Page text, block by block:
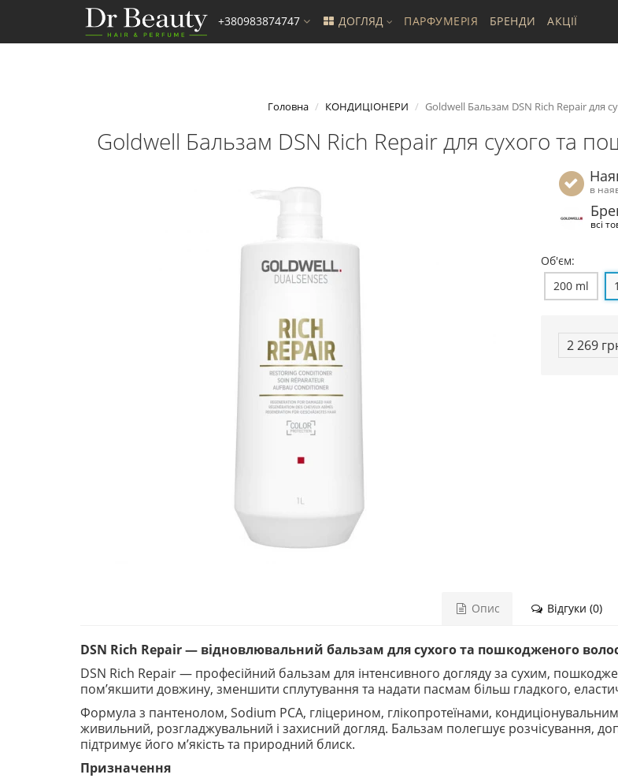
+380983874747 ДОГЛЯД ПАРФУМЕРІЯ БРЕНДИ АКЦІЇ
Головна КОНДИЦІОНЕРИ Goldwell Бальзам DSN Rich Repair для
Goldwell Бальзам DSN Rich Repair для сухого та
в
всі
Об'єм:
200 ml
2 269
Опис Відгуки (0)
DSN Rich Repair — відновлювальний бальзам для сухого та пошкодженого
DSN Rich Repair — професійний бальзам для інтенсивного догляду за сухим,
пом’якшити довжину, зменшити сплутування та надати пасмам більш гладкого,
Формула з пантенолом, Sodium PCA, гліцерином, глікопротеїнами,
живильний, розгладжувальний і захисний догляд. Бальзам полегшує розчісування,
підтримує його м’якість та природний блиск.
Призначення